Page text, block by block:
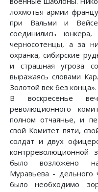
лохмотья армии
при Вальми и
соединились
черносотенцы, а за
охранка, сибирские
и страшная угроза
выражаясь словами
Золотой век без конца».
В воскресенье
революционного
полном отчаянье, и
свой Комитет пяти,
солдат и двух
контрреволюционной
было возложено на
Муравьева - дельного
было необходимо